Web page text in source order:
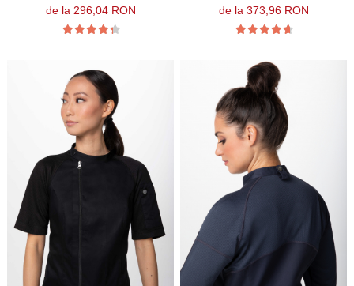
de la 296,04 RON de la 373,96 RON